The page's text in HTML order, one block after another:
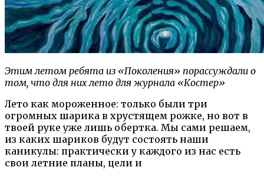
Этим летом ребята из «Поколения» порассуждали о
том, что для них лето для журнала «Костер»
Лето как мороженное: только были три
огромных шарика в хрустящем рожке, но вот в
твоей руке уже лишь обертка. Мы сами решаем,
из каких шариков будут состоять наши
каникулы: практически у каждого из нас есть
свои летние планы, цели и